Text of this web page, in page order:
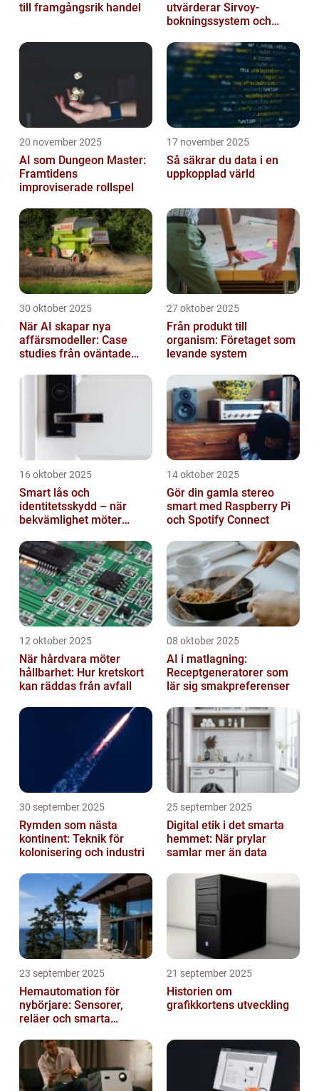
till framgångsrik handel
utvärderar Sirvoy-
bokningssystem och
20 november 2025
AI som Dungeon Master:
Framtidens
improviserade rollspel
17 november 2025
Så säkrar du data i en
uppkopplad värld
30 oktober 2025
När AI skapar nya
affärsmodeller: Case
studies från oväntade
27 oktober 2025
Från produkt till
organism: Företaget som
levande system
16 oktober 2025
Smart lås och
identitetsskydd – när
bekvämlighet möter
14 oktober 2025
Gör din gamla stereo
smart med Raspberry Pi
och Spotify Connect
12 oktober 2025
När hårdvara möter
hållbarhet: Hur kretskort
kan räddas från avfall
08 oktober 2025
AI i matlagning:
Receptgeneratorer som
lär sig smakpreferenser
30 september 2025
Rymden som nästa
kontinent: Teknik för
kolonisering och industri
25 september 2025
Digital etik i det smarta
hemmet: När prylar
samlar mer än data
23 september 2025
Hemautomation för
nybörjare: Sensorer,
reläer och smarta
21 september 2025
Historien om
grafikkortens utveckling